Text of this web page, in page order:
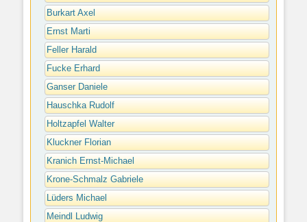
Burkart Axel
Ernst Marti
Feller Harald
Fucke Erhard
Ganser Daniele
Hauschka Rudolf
Holtzapfel Walter
Kluckner Florian
Kranich Ernst-Michael
Krone-Schmalz Gabriele
Lüders Michael
Meindl Ludwig